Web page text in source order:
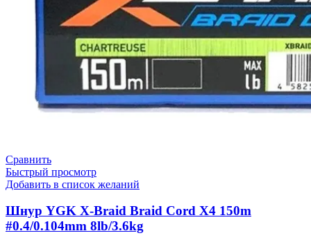
Сравнить
Быстрый просмотр
Добавить в список желаний
Шнур YGK X-Braid Braid Cord X4 150m
#0.4/0.104mm 8lb/3.6kg